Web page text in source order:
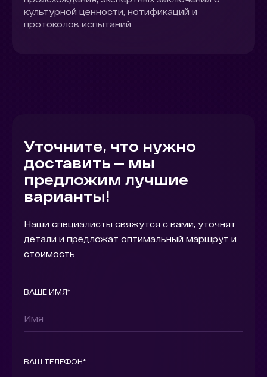
культурной ценности, нотификаций и
протоколов испытаний
Уточните, что нужно
доставить — мы
предложим лучшие
варианты!
Наши специалисты свяжутся с вами, уточнят
детали и предложат оптимальный маршрут и
стоимость
ВАШЕ ИМЯ*
ВАШ ТЕЛЕФОН*